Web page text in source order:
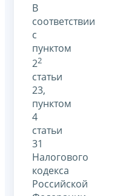
В
соответствии
с
пунктом
22
статьи
23,
пунктом
4
статьи
31
Налогового
кодекса
Российской